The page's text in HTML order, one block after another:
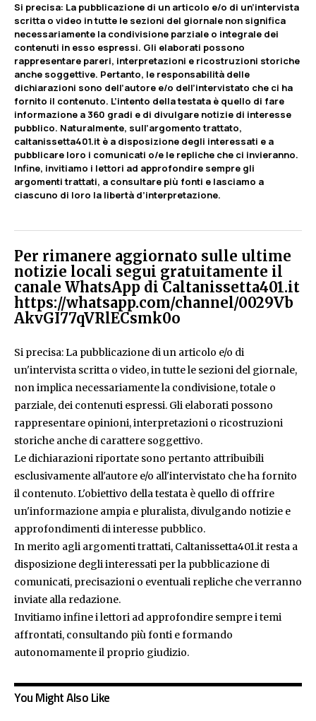
Si precisa: La pubblicazione di un articolo e/o di un’intervista
scritta o video in tutte le sezioni del giornale non significa
necessariamente la condivisione parziale o integrale dei
contenuti in esso espressi. Gli elaborati possono
rappresentare pareri, interpretazioni e ricostruzioni storiche
anche soggettive. Pertanto, le responsabilità delle
dichiarazioni sono dell’autore e/o dell’intervistato che ci ha
fornito il contenuto. L’intento della testata è quello di fare
informazione a 360 gradi e di divulgare notizie di interesse
pubblico. Naturalmente, sull’argomento trattato,
caltanissetta401.it è a disposizione degli interessati e a
pubblicare loro i comunicati o/e le repliche che ci invieranno.
Infine, invitiamo i lettori ad approfondire sempre gli
argomenti trattati, a consultare più fonti e lasciamo a
ciascuno di loro la libertà d’interpretazione.
Per rimanere aggiornato sulle ultime
notizie locali segui gratuitamente il
canale WhatsApp di Caltanissetta401.it
https://whatsapp.com/channel/0029Vb
AkvGI77qVRlECsmk0o
Si precisa: La pubblicazione di un articolo e/o di
un'intervista scritta o video, in tutte le sezioni del giornale,
non implica necessariamente la condivisione, totale o
parziale, dei contenuti espressi. Gli elaborati possono
rappresentare opinioni, interpretazioni o ricostruzioni
storiche anche di carattere soggettivo.
Le dichiarazioni riportate sono pertanto attribuibili
esclusivamente all'autore e/o all'intervistato che ha fornito
il contenuto. L'obiettivo della testata è quello di offrire
un'informazione ampia e pluralista, divulgando notizie e
approfondimenti di interesse pubblico.
In merito agli argomenti trattati, Caltanissetta401.it resta a
disposizione degli interessati per la pubblicazione di
comunicati, precisazioni o eventuali repliche che verranno
inviate alla redazione.
Invitiamo infine i lettori ad approfondire sempre i temi
affrontati, consultando più fonti e formando
autonomamente il proprio giudizio.
You Might Also Like